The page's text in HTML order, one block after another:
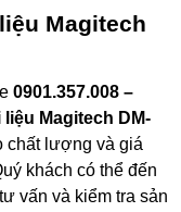
Magitech
0901.357.008 –
liệu Magitech DM-
chất lượng và giá
khách có thể đến
vấn và kiểm tra sản